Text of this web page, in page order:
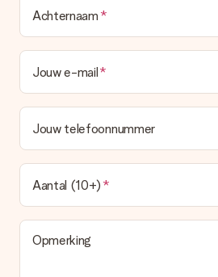
Achternaam
Jouw e-mail
Jouw telefoonnummer
Aantal (10+)
Opmerking